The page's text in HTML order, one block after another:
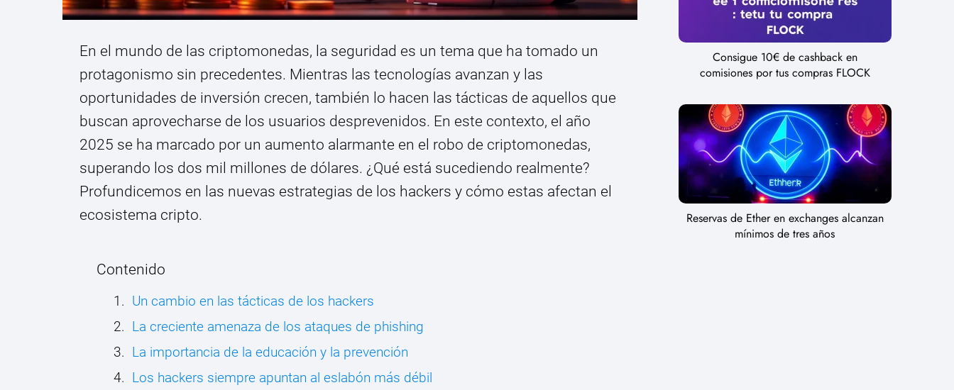
En el mundo de las criptomonedas, la seguridad es un tema que ha tomado un
protagonismo sin precedentes. Mientras las tecnologías avanzan y las
oportunidades de inversión crecen, también lo hacen las tácticas de aquellos que
buscan aprovecharse de los usuarios desprevenidos. En este contexto, el año
2025 se ha marcado por un aumento alarmante en el robo de criptomonedas,
superando los dos mil millones de dólares. ¿Qué está sucediendo realmente?
Profundicemos en las nuevas estrategias de los hackers y cómo estas afectan el
ecosistema cripto.
Contenido
Un cambio en las tácticas de los hackers
La creciente amenaza de los ataques de phishing
La importancia de la educación y la prevención
Los hackers siempre apuntan al eslabón más débil
Consigue 10€ de cashback en
comisiones por tus compras FLOCK
Reservas de Ether en exchanges alcanzan
mínimos de tres años